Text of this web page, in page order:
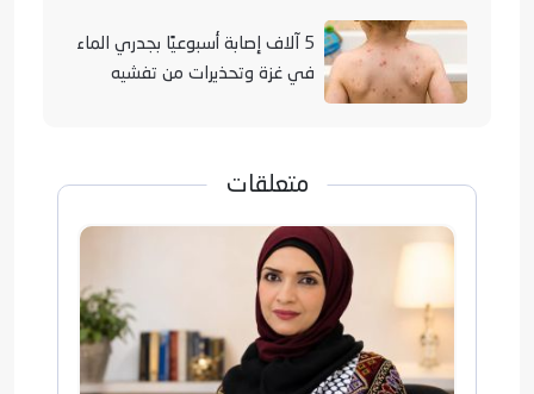
5 آلاف إصابة أسبوعيًا بجدري الماء
في غزة وتحذيرات من تفشيه
متعلقات